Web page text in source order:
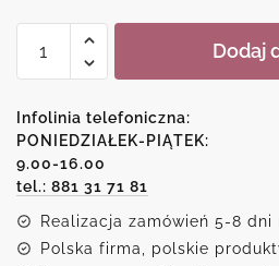
Tapeta
Turkusowa
róża
Dodaj
Infolinia telefoniczna:
PONIEDZIAŁEK-PIĄTEK:
9.00-16.00
tel.: 881 31 71 81
Realizacja zamówień 5-8 dni
Polska firma, polskie